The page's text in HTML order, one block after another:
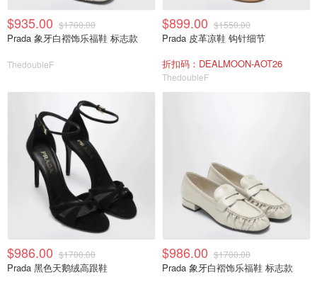
$935.00 $1700.00
Prada 象牙白褶饰乐福鞋 标志款
ThedoubleF
$899.00 $1550.00
Prada 皮革凉鞋 钩针细节
折扣码：DEALMOON-AOT26
ThedoubleF
$986.00 $1700.00
Prada 黑色天鹅绒高跟鞋
$986.00 $1700.00
Prada 象牙白褶饰乐福鞋 标志款